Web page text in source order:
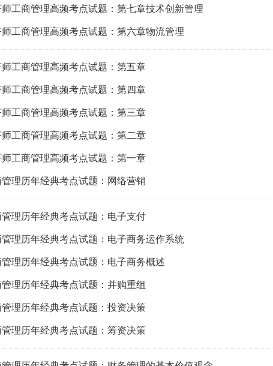
师工商管理高频考点试题：第七章技术创新管理
师工商管理高频考点试题：第六章物流管理
师工商管理高频考点试题：第五章
师工商管理高频考点试题：第四章
师工商管理高频考点试题：第三章
师工商管理高频考点试题：第二章
师工商管理高频考点试题：第一章
理历年经典考点试题：网络营销
理历年经典考点试题：电子支付
理历年经典考点试题：电子商务运作系统
理历年经典考点试题：电子商务概述
理历年经典考点试题：并购重组
理历年经典考点试题：投资决策
理历年经典考点试题：筹资决策